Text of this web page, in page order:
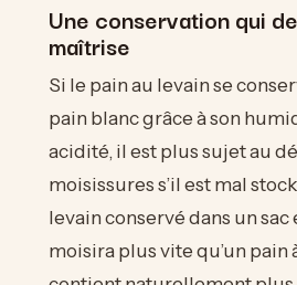
Une conservation qui
maîtrise
Si le pain au levain se
pain blanc grâce à son
acidité, il est plus sujet au
moisissures s’il est mal
levain conservé dans un
moisira plus vite qu’un pain